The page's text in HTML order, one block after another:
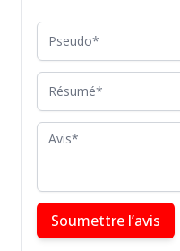
Pseudo
Résumé
Avis
Soumettre l’avis